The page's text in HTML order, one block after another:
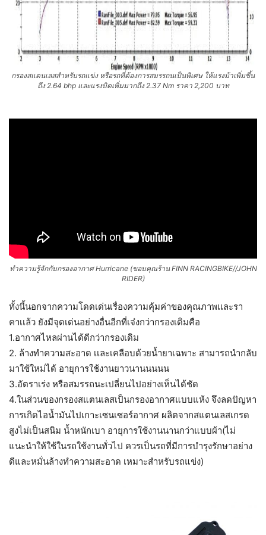
กรองสแตนเลสสำหรับรถแข่ง หรือรถที่ต้องการสมรรถนเป็นพิเศษ ให้แรงม้าเพิ่มขึ้น
ถึง 2.64 bhp และแรงบิดเพิ่มมากถึง 2.37 Nm ราคา 2,200 บาท
ทำความรู้จักกับกรองอากาศ Hurricane (ขอบคุณร้าน FINN RACINGBIKE//JOHN
RIDER)
ทั้งนี้นอกจากความโดดเด่นเรื่องความคุ้มค่าของคุณภาพเเละรา
คาเเล้ว ยังมีจุดเด่นอย่างอื่นอีกที่เจ๋งกว่ากรองเดิมคือ
1.อากาศไหลผ่านได้ดีกว่ากรองเดิม
2. ล้างทำความสะอาด เเละเคลือบด้วยน้ำยาเฉพาะ สามารถนำกลับ
มาใช้ใหม่ได้ อายุการใช้งานยาวนานนนนน
3.อัตราเร่ง หรือสมรรถนะเปลี่ยนไปอย่างเห็นได้ชัด
4.ในส่วนของกรองสแตนเลสเป็นกรองอากาศแบบแห้ง จึงลดปัญหา
การเกิดไอน้ำมันไปเกาะเซนเซอร์อากาศ ผลิตจากสแตนเลสเกรด
สูงไม่เป็นสนิม น้ำหนักเบา อายุการใช้งานนานกว่าแบบผ้า(ไม่
แนะนำให้ใช้ในรถใช้งานทั่วไป ควรเป็นรถที่มีการบำรุงรักษาอย่าง
ดีและหมั่นล้างทำความสะอาด เหมาะสำหรับรถแข่ง)